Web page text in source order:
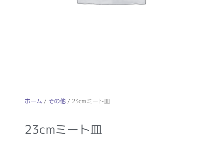
ホーム / その他/ 23cmミート皿
23cmミート皿